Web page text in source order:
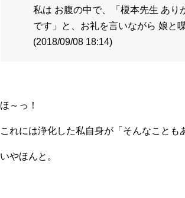
私は お腹の中で、「榎本先生 あり
です」と、お礼を言いながら 娘と
(2018/09/08 18:14)
ほ～っ！
これには浄化した私自身が「そんなこと
いやほんと。